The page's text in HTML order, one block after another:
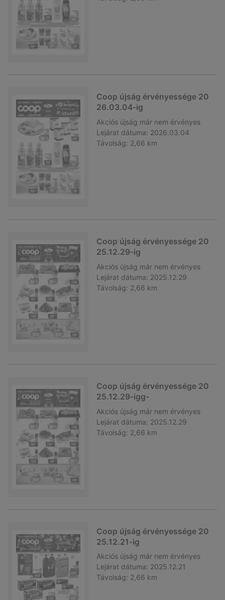
Coop újság érvényessége 20
26.03.04-ig
Akciós újság már nem érvényes
Lejárat dátuma: 2026.03.04
Távolság: 2,66 km
Coop újság érvényessége 20
25.12.29-ig
Akciós újság már nem érvényes
Lejárat dátuma: 2025.12.29
Távolság: 2,66 km
Coop újság érvényessége 20
25.12.29-igg-
Akciós újság már nem érvényes
Lejárat dátuma: 2025.12.29
Távolság: 2,66 km
Coop újság érvényessége 20
25.12.21-ig
Akciós újság már nem érvényes
Lejárat dátuma: 2025.12.21
Távolság: 2,66 km